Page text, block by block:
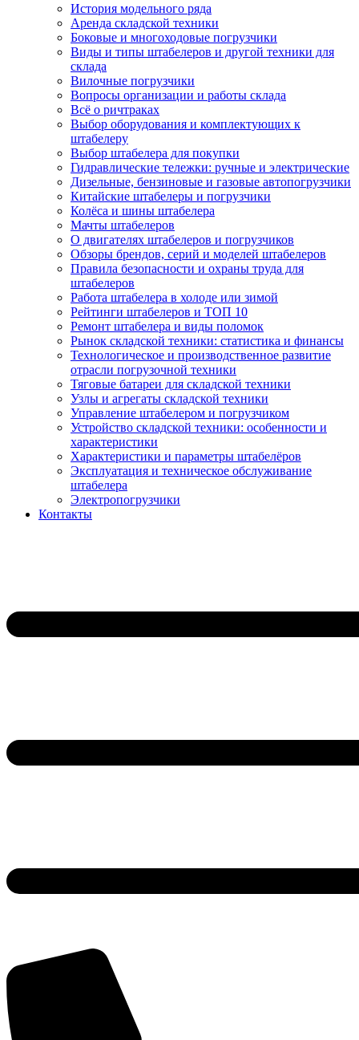
История модельного ряда
Аренда складской техники
Боковые и многоходовые погрузчики
Виды и типы штабелеров и другой техники для
склада
Вилочные погрузчики
Вопросы организации и работы склада
Всё о ричтраках
Выбор оборудования и комплектующих к
штабелеру
Выбор штабелера для покупки
Гидравлические тележки: ручные и электрические
Дизельные, бензиновые и газовые автопогрузчики
Китайские штабелеры и погрузчики
Колёса и шины штабелера
Мачты штабелеров
О двигателях штабелеров и погрузчиков
Обзоры брендов, серий и моделей штабелеров
Правила безопасности и охраны труда для
штабелеров
Работа штабелера в холоде или зимой
Рейтинги штабелеров и ТОП 10
Ремонт штабелера и виды поломок
Рынок складской техники: статистика и финансы
Технологическое и производственное развитие
отрасли погрузочной техники
Тяговые батареи для складской техники
Узлы и агрегаты складской техники
Управление штабелером и погрузчиком
Устройство складской техники: особенности и
характеристики
Характеристики и параметры штабелёров
Эксплуатация и техническое обслуживание
штабелера
Электропогрузчики
Контакты